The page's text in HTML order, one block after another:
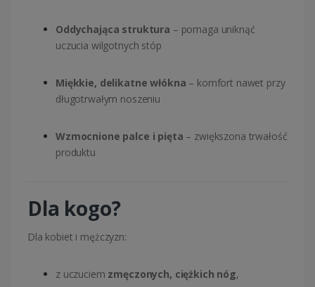
Oddychająca struktura – pomaga uniknąć
uczucia wilgotnych stóp
Miękkie, delikatne włókna – komfort nawet przy
długotrwałym noszeniu
Wzmocnione palce i pięta – zwiększona trwałość
produktu
Dla kogo?
Dla kobiet i mężczyzn:
z uczuciem zmęczonych, ciężkich nóg,